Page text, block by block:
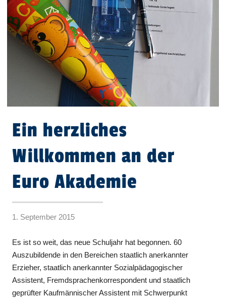
Ein herzliches
Willkommen an der
Euro Akademie
1. September 2015
Es ist so weit, das neue Schuljahr hat begonnen. 60
Auszubildende in den Bereichen staatlich anerkannter
Erzieher, staatlich anerkannter Sozialpädagogischer
Assistent, Fremdsprachenkorrespondent und staatlich
geprüfter Kaufmännischer Assistent mit Schwerpunkt